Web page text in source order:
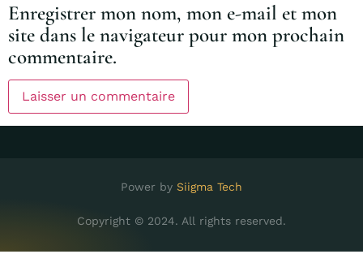
Enregistrer mon nom, mon e-mail et mon
site dans le navigateur pour mon prochain
commentaire.
Power by Siigma Tech
Copyright © 2024. All rights reserved.